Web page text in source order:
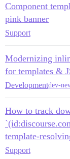
Component
pink banner
Support
Modernizing
for templates &
Developmentdev-
How to track
template-
Support